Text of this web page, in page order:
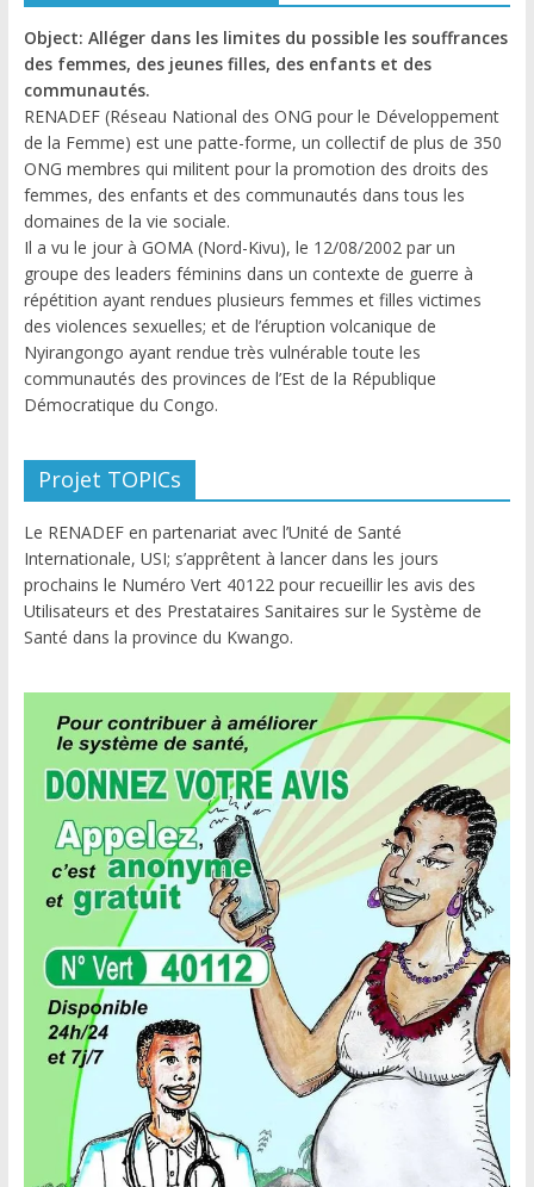
Object: Alléger dans les limites du possible les souffrances
des femmes, des jeunes filles, des enfants et des
communautés.
RENADEF (Réseau National des ONG pour le Développement
de la Femme) est une patte-forme, un collectif de plus de 350
ONG membres qui militent pour la promotion des droits des
femmes, des enfants et des communautés dans tous les
domaines de la vie sociale.
Il a vu le jour à GOMA (Nord-Kivu), le 12/08/2002 par un
groupe des leaders féminins dans un contexte de guerre à
répétition ayant rendues plusieurs femmes et filles victimes
des violences sexuelles; et de l’éruption volcanique de
Nyirangongo ayant rendue très vulnérable toute les
communautés des provinces de l’Est de la République
Démocratique du Congo.
Projet TOPICs
Le RENADEF en partenariat avec l’Unité de Santé
Internationale, USI; s’apprêtent à lancer dans les jours
prochains le Numéro Vert 40122 pour recueillir les avis des
Utilisateurs et des Prestataires Sanitaires sur le Système de
Santé dans la province du Kwango.